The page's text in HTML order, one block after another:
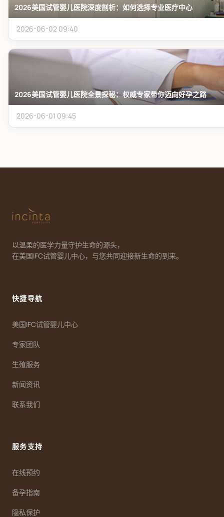
2026美国试管婴儿医院深度剖析：如何选择专业医疗中心
2026-06-02 09:40
2026美国试管婴儿医院全景探秘：权威专家带你迈向好孕之路
2026-06-01 09:45
以温柔的医学力量守护生命的源头，
在美国IFC试管婴儿中心，与您共同迎接新生命的到来。
快捷导航
美国IFC试管婴儿中心
专家团队
生殖服务
新闻资讯
联系我们
服务支持
在线预约
备孕指南
隐私保护